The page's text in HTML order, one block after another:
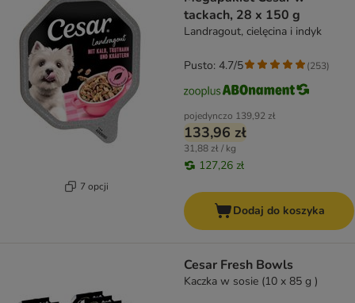
7 opcji
tackach, 28 x 150 g
Landragout, cielęcina i indyk
pojedynczo 139,92 zł
133,96 zł
31,88 zł / kg
127,26 zł
Pusto: 4.7/5 (253)
Dodaj do koszyka
Cesar Fresh Bowls
Kaczka w sosie (10 x 85 g )